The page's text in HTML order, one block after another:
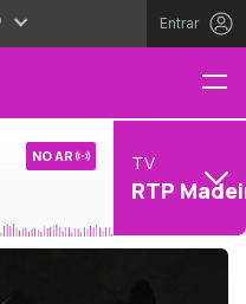
Entrar
NO AR TV
RTP